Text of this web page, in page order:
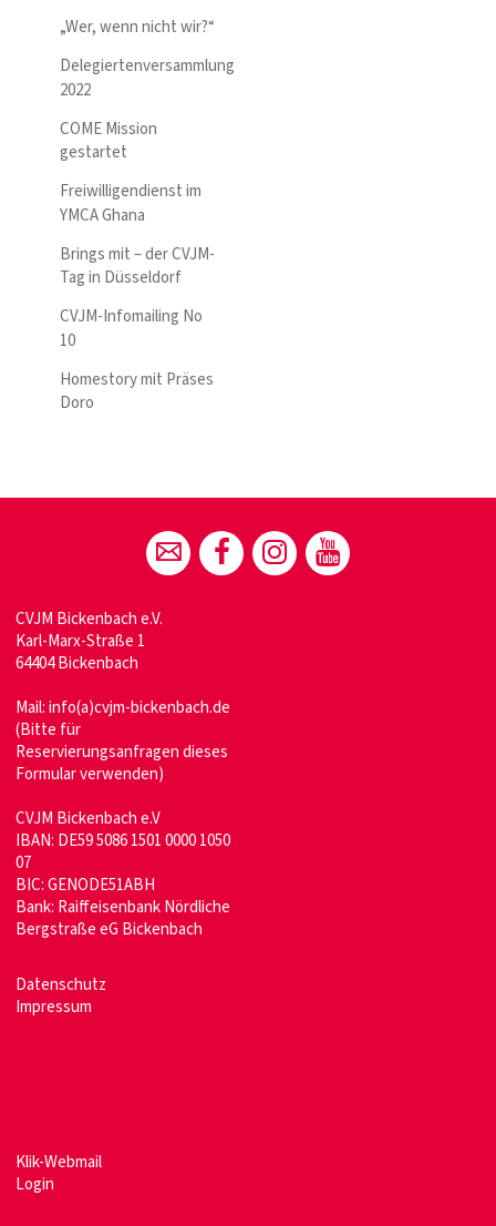
„Wer, wenn nicht wir?“
Delegiertenversammlung
2022
COME Mission
gestartet
Freiwilligendienst im
YMCA Ghana
Brings mit – der CVJM-
Tag in Düsseldorf
CVJM-Infomailing No
10
Homestory mit Präses
Doro
CVJM Bickenbach e.V.
Karl-Marx-Straße 1
64404 Bickenbach
Mail:info(a)cvjm-bickenbach.de
(Bitte für
Reservierungsanfragen dieses
Formular verwenden)
CVJM Bickenbach e.V
IBAN: DE59 5086 1501 0000 1050
07
BIC: GENODE51ABH
Bank: Raiffeisenbank Nördliche
Bergstraße eG Bickenbach
Datenschutz
Impressum
Klik-Webmail
Login